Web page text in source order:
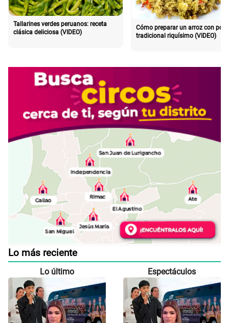
Tallarines verdes peruanos: receta
clásica deliciosa (VIDEO)
Cómo preparar un arroz con pollo
tradicional riquísimo (VIDEO)
Lo más reciente
Lo último Espectáculos